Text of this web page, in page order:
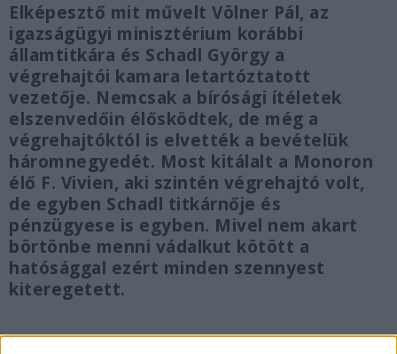
Elképesztő mit művelt Völner Pál, az
igazságügyi minisztérium korábbi
államtitkára és Schadl György a
végrehajtói kamara letartóztatott
vezetője. Nemcsak a bírósági ítéletek
elszenvedőin élősködtek, de még a
végrehajtóktól is elvették a bevételük
háromnegyedét. Most kitálalt a Monoron
élő F. Vivien, aki szintén végrehajtó volt,
de egyben Schadl titkárnője és
pénzügyese is egyben. Mivel nem akart
börtönbe menni vádalkut kötött a
hatósággal ezért minden szennyest
kiteregetett.